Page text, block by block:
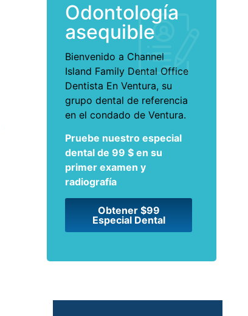
Odontología
asequible
Bienvenido a Channel
Island Family Dental Office
Dentista En Ventura, su
grupo dental de referencia
en el condado de Ventura.
Pruebe nuestro especial
dental de 99 $ en su
primer examen y
radiografía
Obtener $99
Especial Dental